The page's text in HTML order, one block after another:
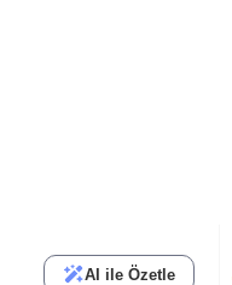
AI ile Özetle